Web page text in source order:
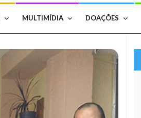
MULTIMÍDIA DOAÇÕES